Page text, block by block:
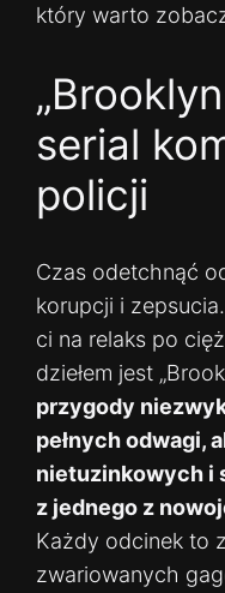
który warto
serial
policji
Czas odetchnąć
korupcji i
ci na relaks po
dziełem jest
przygody
pełnych odwagi,
nietuzinkowych i
z jednego z
Każdy odcinek to
zwariowanych